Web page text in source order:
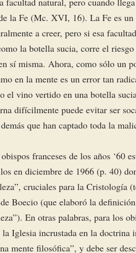
la Fe (Mc. XVI, 16). La Fe es
a creer, pero si esa
la botella sucia, corre el
sí misma. Ahora, como sólo un
en la mente es un error tan
el vino vertido en una botella
difícilmente puede evitar ser
que han captado toda la
franceses de los años ‘60
en diciembre de 1966 (p. 40)
cruciales para la Cristología
Boecio (que elaboró la
En otras palabras, para los
Iglesia incrustada en la doctrina
mente filosófica”, y debe ser